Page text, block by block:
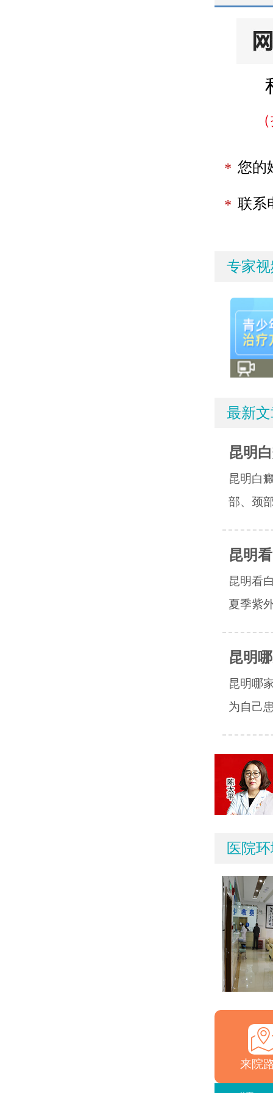
* 您的
* 联系
专家
最新
昆明
昆明白
部、颈
昆明
昆明看
夏季紫
昆明
昆明哪
为自己
医院
来院